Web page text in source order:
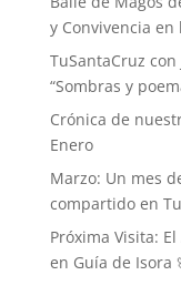
y Convivencia en
TuSantaCruz
“Sombras y
Crónica de
Enero
Marzo: Un mes
compartido en
Próxima Visita:
en Guía de Isora